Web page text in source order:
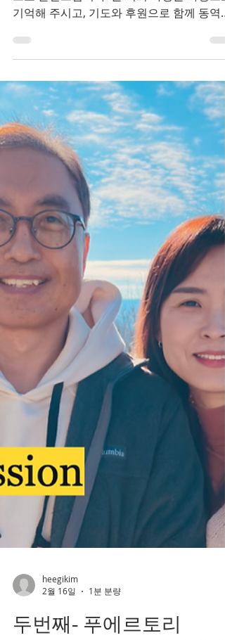
한 중보기도 요청
사랑하는 선교 동역자 여러분께 주님의 이름
으로 문안드립니다. 늘 저희 가정을 사랑으로
주심에 진심으로 감사드립니다. 지난 1월부
저와 김(박)경선 선교사는 학생들과 함께 이
봄방학 기간에 진행될 푸에르토리코 단기선
를 위해 기도로 준비해 왔습니다. 그러나 현
의 캠퍼스 사역을 하면서 선교를 준비하는 과
정에서 필요한 선교 재정이 채워지지 않을까
하는 염려도 있었습니다. 하지만 주님이 주신
마음과 믿음을 가지고 선교 후원 편지를 주변
분들께 보내 드렸지만, 불과 2주 전까지만 해
도 아직 선교비가 충분히 채워지지 않은 상황
이었습니다. 주변에서는 너무 무리하지 말라
는 조언도 있었지만, 학생들과 함께 하나님께
순종하는 마음으로 다시 한번 믿음을 붙잡고
2차 선교 모금 편지를 보내게 되었습니다. 그
리고 하나님께서는 참으로 놀랍게도 그 기도
를 들으시고 길을 열어 주셨습니다. 편지를
으신 분들께서 복음을 향한